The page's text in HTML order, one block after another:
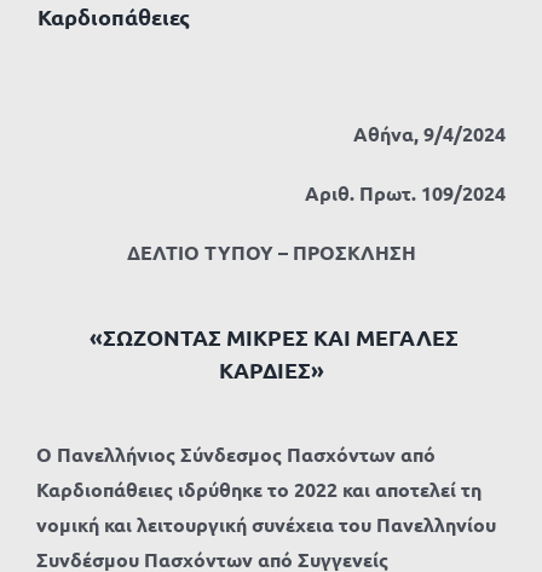
Καρδιοπάθειες
Αθήνα, 9/4/2024
Αριθ. Πρωτ. 109/2024
ΔΕΛΤΙΟ ΤΥΠΟΥ – ΠΡΟΣΚΛΗΣΗ
«ΣΩΖΟΝΤΑΣ ΜΙΚΡΕΣ ΚΑΙ ΜΕΓΑΛΕΣ
ΚΑΡΔΙΕΣ»
Ο Πανελλήνιος Σύνδεσμος Πασχόντων από
Καρδιοπάθειες ιδρύθηκε το 2022 και αποτελεί τη
νομική και λειτουργική συνέχεια του Πανελληνίου
Συνδέσμου Πασχόντων από Συγγενείς